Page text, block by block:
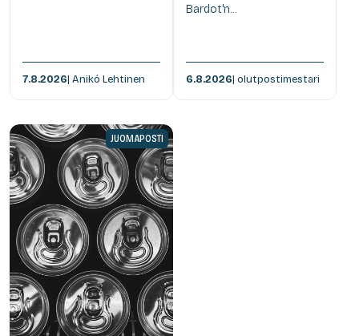
7.8.2026| Anikó Lehtinen
Bardot'n...
6.8.2026| olutpostimestari
JUOMAPOSTI